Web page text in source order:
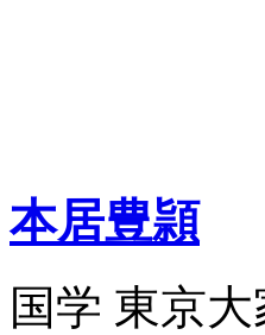
本居豊頴
国学 東京